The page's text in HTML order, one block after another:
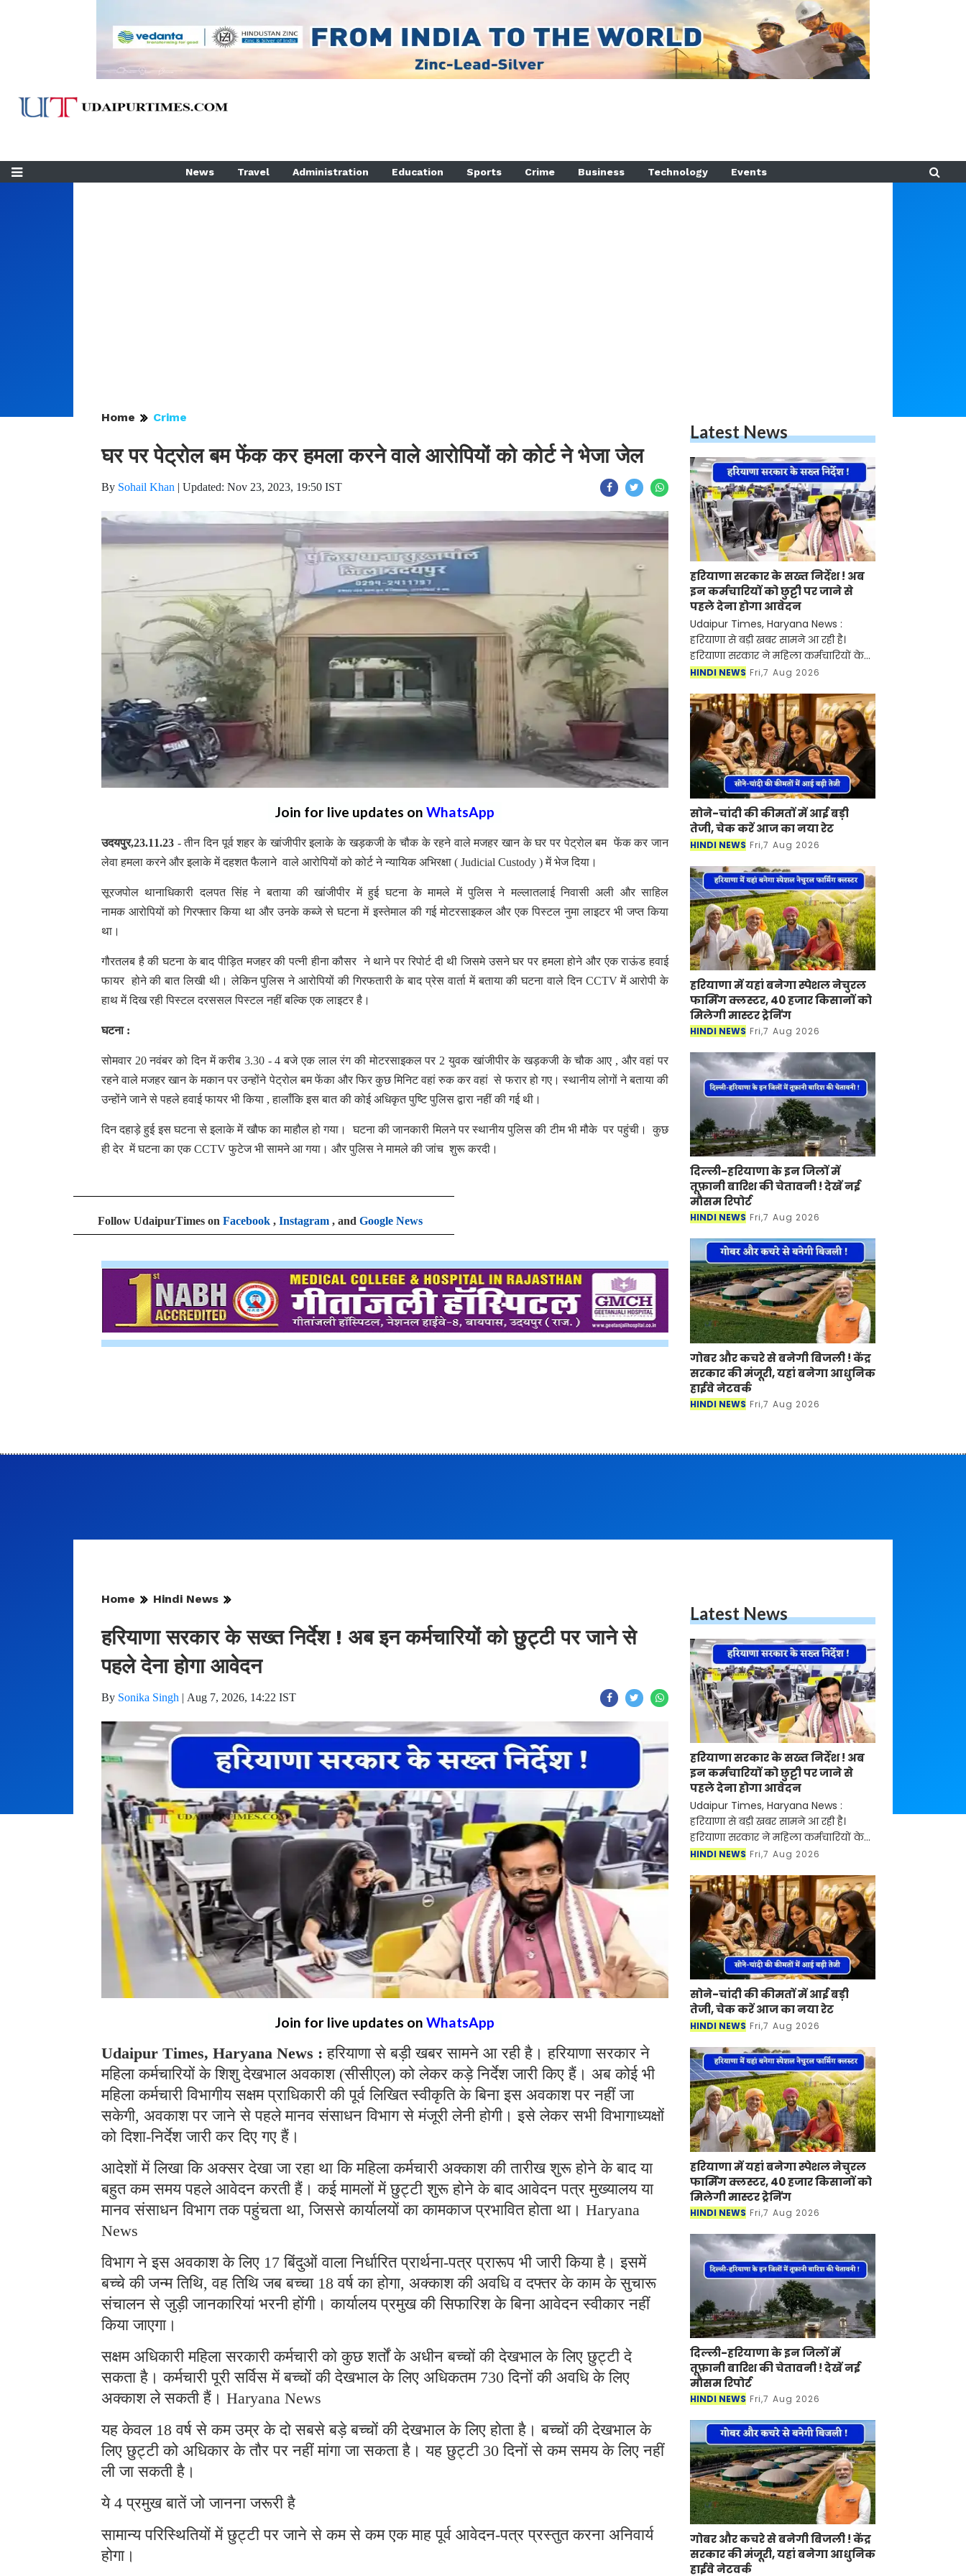
News Travel Administration Education Sports Crime Business Technology Events
Home Crime
घर पर पेट्रोल बम फेंक कर हमला करने वाले आरोपियों को कोर्ट ने भेजा जेल
By Sohail Khan | Updated: Nov 23, 2023, 19:50 IST
Join for live updates on WhatsApp
उदयपुर,23.11.23 - तीन दिन पूर्व शहर के खांजीपीर इलाके के खड़कजी के चौक के रहने वाले मजहर खान के घर पर पेट्रोल बम फेंक कर जान
लेवा हमला करने और इलाके में दहशत फैलाने वाले आरोपियों को कोर्ट ने न्यायिक अभिरक्षा ( Judicial Custody ) में भेज दिया।
सूरजपोल थानाधिकारी दलपत सिंह ने बताया की खांजीपीर में हुई घटना के मामले में पुलिस ने मल्लातलाई निवासी अली और साहिल
नामक आरोपियों को गिरफ्तार किया था और उनके कब्जे से घटना में इस्तेमाल की गई मोटरसाइकल और एक पिस्टल नुमा लाइटर भी जप्त किया
था।
गौरतलब है की घटना के बाद पीड़ित मजहर की पत्नी हीना कौसर ने थाने पर रिपोर्ट दी थी जिसमे उसने घर पर हमला होने और एक राऊंड हवाई
फायर होने की बात लिखी थी। लेकिन पुलिस ने आरोपियों की गिरफतारी के बाद प्रेस वार्ता में बताया की घटना वाले दिन CCTV में आरोपी के
हाथ में दिख रही पिस्टल दरससल पिस्टल नहीं बल्कि एक लाइटर है।
घटना :
सोमवार 20 नवंबर को दिन में करीब 3.30 - 4 बजे एक लाल रंग की मोटरसाइकल पर 2 युवक खांजीपीर के खड़कजी के चौक आए , और वहां पर
रहने वाले मजहर खान के मकान पर उन्होंने पेट्रोल बम फेंका और फिर कुछ मिनिट वहां रुक कर वहां से फरार हो गए। स्थानीय लोगों ने बताया की
उन्होंने जाने से पहले हवाई फायर भी किया , हालाँकि इस बात की कोई अधिकृत पुष्टि पुलिस द्वारा नहीं की गई थी।
दिन दहाड़े हुई इस घटना से इलाके में खौफ का माहौल हो गया। घटना की जानकारी मिलने पर स्थानीय पुलिस की टीम भी मौके पर पहुंची। कुछ
ही देर में घटना का एक CCTV फुटेज भी सामने आ गया। और पुलिस ने मामले की जांच शुरू करदी।
Follow UdaipurTimes on Facebook , Instagram , and Google News
Latest News
हरियाणा सरकार के सख्त निर्देश ! अब
इन कर्मचारियों को छुट्टी पर जाने से
पहले देना होगा आवेदन
Udaipur Times, Haryana News :
हरियाणा से बड़ी खबर सामने आ रही है।
हरियाणा सरकार ने महिला कर्मचारियों के
शिशु देखभाल अवकाश (सीसीएल) को
महिला कर्मचारी विभागीय स
HINDI NEWS Fri,7 Aug 2026
सोने-चांदी की कीमतों में आई बड़ी
तेजी, चेक करें आज का नया रेट
HINDI NEWS Fri,7 Aug 2026
हरियाणा में यहां बनेगा स्पेशल नेचुरल
फार्मिंग क्लस्टर, 40 हजार किसानों को
मिलेगी मास्टर ट्रेनिंग
HINDI NEWS Fri,7 Aug 2026
दिल्ली-हरियाणा के इन जिलों में
तूफ़ानी बारिश की चेतावनी ! देखें नई
मौसम रिपोर्ट
HINDI NEWS Fri,7 Aug 2026
गोबर और कचरे से बनेगी बिजली ! केंद्र
सरकार की मंजूरी, यहां बनेगा आधुनिक
हाईवे नेटवर्क
HINDI NEWS Fri,7 Aug 2026
Home Hindi News
हरियाणा सरकार के सख्त निर्देश ! अब इन कर्मचारियों को छुट्टी पर जाने से
पहले देना होगा आवेदन
By Sonika Singh | Aug 7, 2026, 14:22 IST
Join for live updates on WhatsApp
Udaipur Times, Haryana News :हरियाणा से बड़ी खबर सामने आ रही है। हरियाणा सरकार ने
महिला कर्मचारियों के शिशु देखभाल अवकाश (सीसीएल) को लेकर कड़े निर्देश जारी किए हैं। अब कोई भी
महिला कर्मचारी विभागीय सक्षम प्राधिकारी की पूर्व लिखित स्वीकृति के बिना इस अवकाश पर नहीं जा
सकेगी, अवकाश पर जाने से पहले मानव संसाधन विभाग से मंजूरी लेनी होगी। इसे लेकर सभी विभागाध्यक्षों
को दिशा-निर्देश जारी कर दिए गए हैं।
आदेशों में लिखा कि अक्सर देखा जा रहा था कि महिला कर्मचारी अक्काश की तारीख शुरू होने के बाद या
बहुत कम समय पहले आवेदन करती हैं। कई मामलों में छुट्टी शुरू होने के बाद आवेदन पत्र मुख्यालय या
मानव संसाधन विभाग तक पहुंचता था, जिससे कार्यालयों का कामकाज प्रभावित होता था। Haryana
News
विभाग ने इस अवकाश के लिए 17 बिंदुओं वाला निर्धारित प्रार्थना-पत्र प्रारूप भी जारी किया है। इसमें
बच्चे की जन्म तिथि, वह तिथि जब बच्चा 18 वर्ष का होगा, अक्काश की अवधि व दफ्तर के काम के सुचारू
संचालन से जुड़ी जानकारियां भरनी होंगी। कार्यालय प्रमुख की सिफारिश के बिना आवेदन स्वीकार नहीं
किया जाएगा।
सक्षम अधिकारी महिला सरकारी कर्मचारी को कुछ शर्तों के अधीन बच्चों की देखभाल के लिए छुट्टी दे
सकता है। कर्मचारी पूरी सर्विस में बच्चों की देखभाल के लिए अधिकतम 730 दिनों की अवधि के लिए
अक्काश ले सकती हैं। Haryana News
यह केवल 18 वर्ष से कम उम्र के दो सबसे बड़े बच्चों की देखभाल के लिए होता है। बच्चों की देखभाल के
लिए छुट्टी को अधिकार के तौर पर नहीं मांगा जा सकता है। यह छुट्टी 30 दिनों से कम समय के लिए नहीं
ली जा सकती है।
ये 4 प्रमुख बातें जो जानना जरूरी है
सामान्य परिस्थितियों में छुट्टी पर जाने से कम से कम एक माह पूर्व आवेदन-पत्र प्रस्तुत करना अनिवार्य
होगा।
Latest News
हरियाणा सरकार के सख्त निर्देश ! अब
इन कर्मचारियों को छुट्टी पर जाने से
पहले देना होगा आवेदन
Udaipur Times, Haryana News :
हरियाणा से बड़ी खबर सामने आ रही है।
हरियाणा सरकार ने महिला कर्मचारियों के
शिशु देखभाल अवकाश (सीसीएल) को
महिला कर्मचारी विभागीय स
HINDI NEWS Fri,7 Aug 2026
सोने-चांदी की कीमतों में आई बड़ी
तेजी, चेक करें आज का नया रेट
HINDI NEWS Fri,7 Aug 2026
हरियाणा में यहां बनेगा स्पेशल नेचुरल
फार्मिंग क्लस्टर, 40 हजार किसानों को
मिलेगी मास्टर ट्रेनिंग
HINDI NEWS Fri,7 Aug 2026
दिल्ली-हरियाणा के इन जिलों में
तूफ़ानी बारिश की चेतावनी ! देखें नई
मौसम रिपोर्ट
HINDI NEWS Fri,7 Aug 2026
गोबर और कचरे से बनेगी बिजली ! केंद्र
सरकार की मंजूरी, यहां बनेगा आधुनिक
हाईवे नेटवर्क